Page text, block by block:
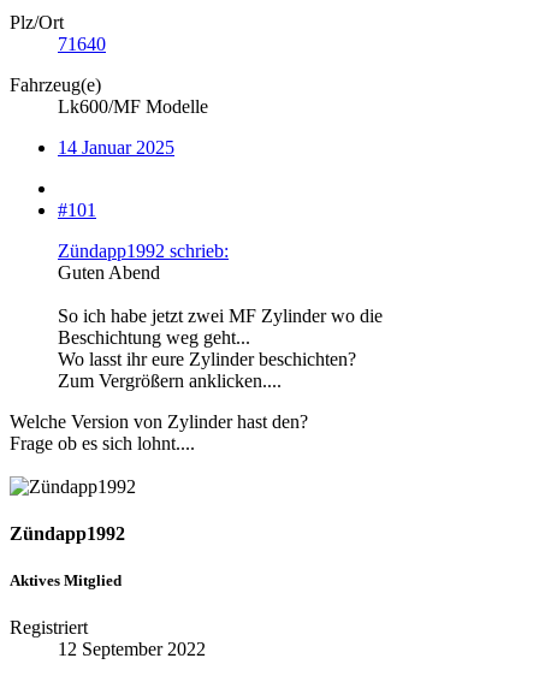
Plz/Ort
71640
Fahrzeug(e)
Lk600/MF Modelle
14 Januar 2025
#101
Zündapp1992 schrieb:
Guten Abend
So ich habe jetzt zwei MF Zylinder wo die
Beschichtung weg geht...
Wo lasst ihr eure Zylinder beschichten?
Zum Vergrößern anklicken....
Welche Version von Zylinder hast den?
Frage ob es sich lohnt....
Zündapp1992
Aktives Mitglied
Registriert
12 September 2022